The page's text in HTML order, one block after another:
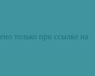
только при ссылке на